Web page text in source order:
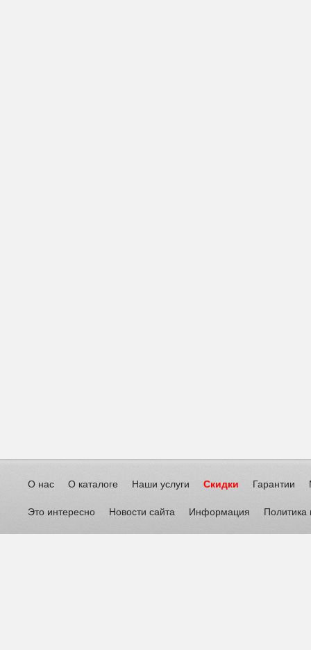
О нас О каталоге Наши услуги Скидки Гарантии
Это интересно Новости сайта Информация Политика